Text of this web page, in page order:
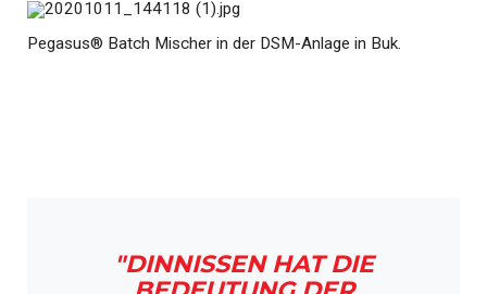
Pegasus® Batch Mischer in der DSM-Anlage in Buk.
"DINNISSEN HAT DIE